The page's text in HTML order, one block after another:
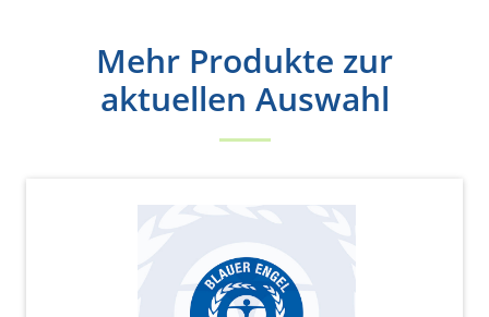
Mehr Produkte zur
aktuellen Auswahl